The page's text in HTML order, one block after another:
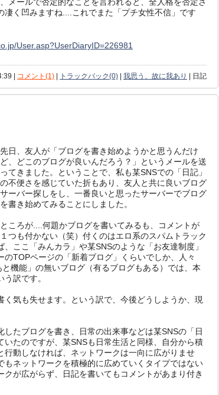
く凹みますね....これでまた「プチ女性不信」です
User.asp?UserDiaryID=226981
| コメント(1) | トラックバック(0) | 我思う、故に我あり | 日記
先日、友人が「ブログを書き始めようかと思うんだけ
ど、どこのブログが良いんだろう？」というメールを送
ってきました。ということで、私も某SNSでの「日記」
の不便さを感じていた折もあり、友人と共に良いブログ
サーバー探しをし、一番良いと思ったサーバーでブログ
を書き始めてみることにしました。
ところが....何題かブログを書いてみるも、コメントが
１つも付かない（笑）付くのはエロ系のスパムトラック
ここ「みんカラ」や某SNSのような「お友達制度」
TOPページの「新着ブログ」くらいでしか、人々
機能」の無いブログ（有るブログもある）では、本
訳です。
く気も失せます。という訳で、今後どうしようか、現
たブログを書き、日常の出来事などは某SNSの「日
たのですが、某SNSも日常生活と同様、自分から積
動しなければ、ネットワークは一向に広がりませ
もネットワークを積極的に広めていくタイプではない
が広がらず、日記を書いてもコメントがあまり付き